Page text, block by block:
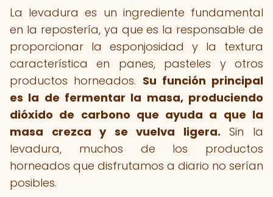
La levadura es un ingrediente fundamental
en la repostería, ya que es la responsable de
proporcionar la esponjosidad y la textura
característica en panes, pasteles y otros
productos horneados. Su función principal
es la de fermentar la masa, produciendo
dióxido de carbono que ayuda a que la
masa crezca y se vuelva ligera. Sin la
levadura, muchos de los productos
horneados que disfrutamos a diario no serían
posibles.